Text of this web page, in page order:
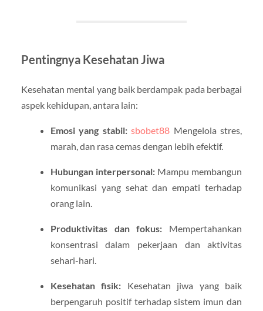
Pentingnya Kesehatan Jiwa
Kesehatan mental yang baik berdampak pada berbagai
aspek kehidupan, antara lain:
Emosi yang stabil: sbobet88 Mengelola stres,
marah, dan rasa cemas dengan lebih efektif.
Hubungan interpersonal:Mampu membangun
komunikasi yang sehat dan empati terhadap
orang lain.
Produktivitas dan fokus: Mempertahankan
konsentrasi dalam pekerjaan dan aktivitas
sehari-hari.
Kesehatan fisik: Kesehatan jiwa yang baik
berpengaruh positif terhadap sistem imun dan